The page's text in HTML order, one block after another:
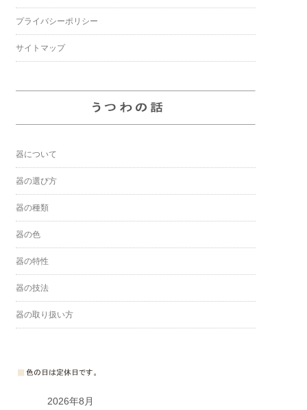
プライバシーポリシー
サイトマップ
器について
器の選び方
器の種類
器の色
器の特性
器の技法
器の取り扱い方
2026年8月